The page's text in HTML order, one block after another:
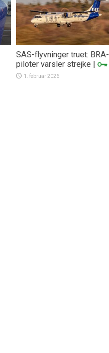
SAS-flyvninger truet: BRA-
piloter varsler strejke |
1. februar 2026